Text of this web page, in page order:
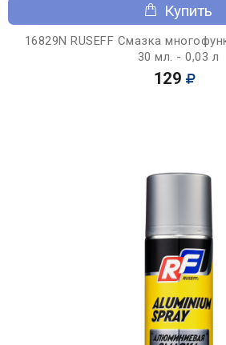
Купить
16829N RUSEFF Смазка
30 мл. - 0,03 л
129